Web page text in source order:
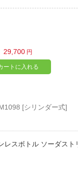
29,700 円
ートに入れる
[シリンダー式]
スボトル ソーダスト